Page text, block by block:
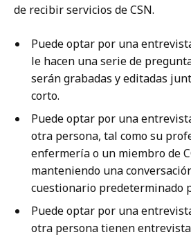
de recibir servicios de CSN.
Puede optar por una
le hacen una serie de
serán grabadas y editadas
corto.
Puede optar por una
otra persona, tal como su
enfermería o un miembro de
manteniendo una
cuestionario predeterminado
Puede optar por una
otra persona tienen